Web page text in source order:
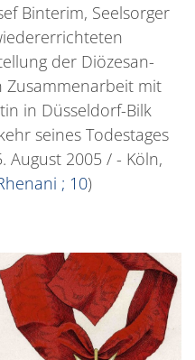
Binterim, Seelsorger
der Diözesan-
mit
in Düsseldorf-Bilk
seines Todestages
August 2005 / - Köln,
; 10)